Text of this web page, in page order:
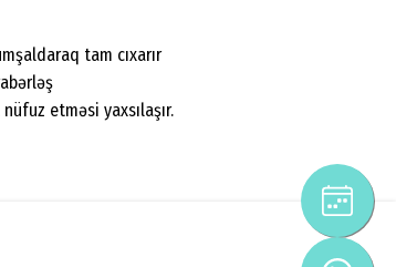
tam cıxarır
etməsi yaxsılaşır.